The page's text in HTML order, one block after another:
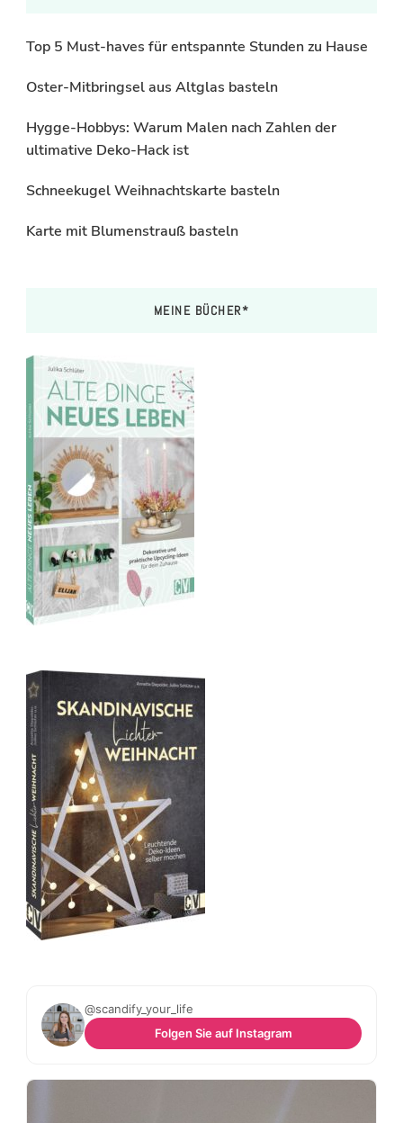
Top 5 Must-haves für entspannte Stunden zu Hause
Oster-Mitbringsel aus Altglas basteln
Hygge-Hobbys: Warum Malen nach Zahlen der
ultimative Deko-Hack ist
Schneekugel Weihnachtskarte basteln
Karte mit Blumenstrauß basteln
MEINE BÜCHER*
@scandify_your_life
Folgen Sie auf Instagram